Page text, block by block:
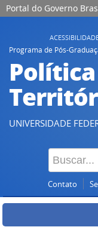
Portal do Governo
Programa de Pós-
UNIVERSIDADE
Contato